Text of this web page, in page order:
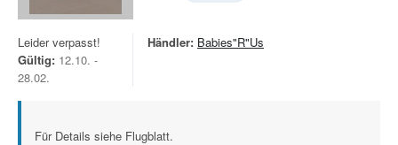
Leider verpasst!
Gültig: 12.10. -
28.02.
Händler: Babies"R"Us
Für Details siehe Flugblatt.